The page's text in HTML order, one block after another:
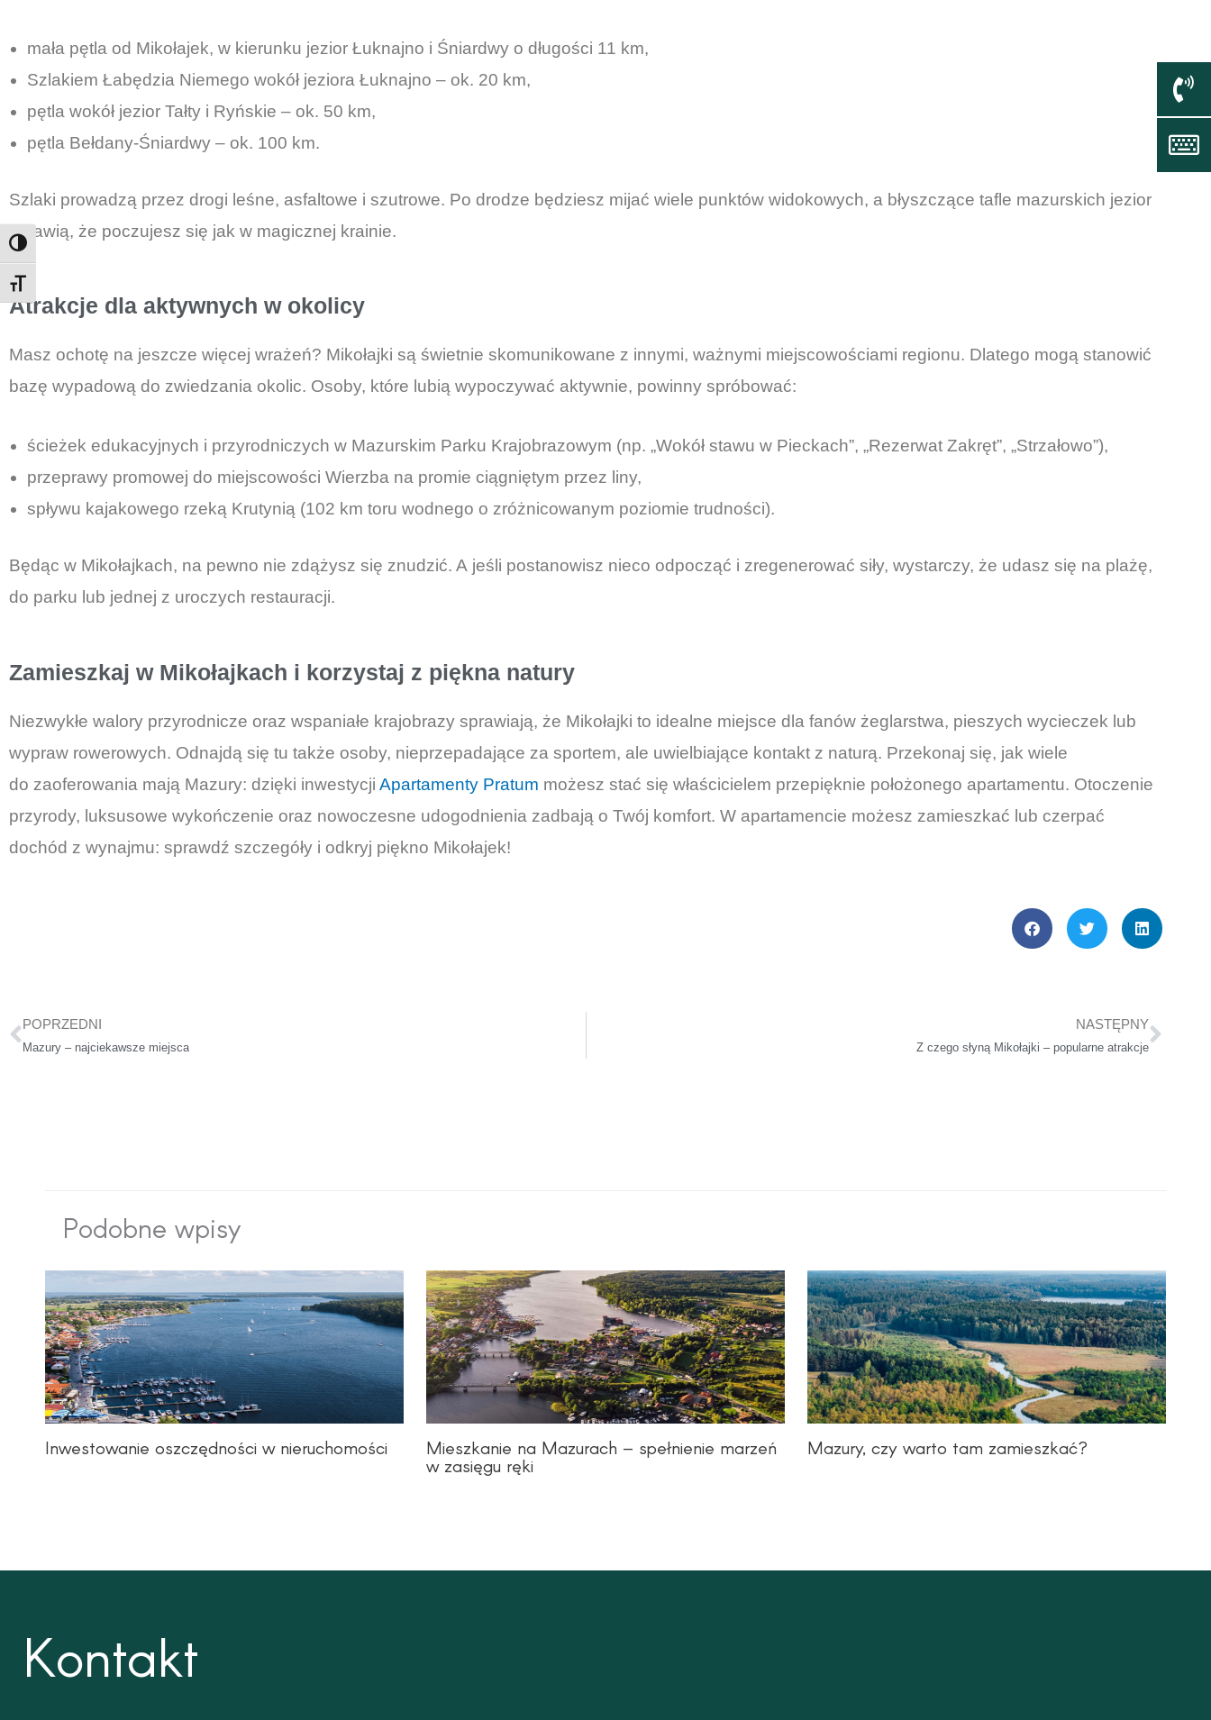
Toggle High Contrast
Toggle Font size
mała pętla od Mikołajek, w kierunku jezior Łuknajno i Śniardwy o długości 11 km,
Szlakiem Łabędzia Niemego wokół jeziora Łuknajno – ok. 20 km,
pętla wokół jezior Tałty i Ryńskie – ok. 50 km,
pętla Bełdany-Śniardwy – ok. 100 km.
Szlaki prowadzą przez drogi leśne, asfaltowe i szutrowe. Po drodze będziesz mijać wiele punktów widokowych, a błyszczące tafle mazurskich jezior
sprawią, że poczujesz się jak w magicznej krainie.
Atrakcje dla aktywnych w okolicy
Masz ochotę na jeszcze więcej wrażeń? Mikołajki są świetnie skomunikowane z innymi, ważnymi miejscowościami regionu. Dlatego mogą stanowić
bazę wypadową do zwiedzania okolic. Osoby, które lubią wypoczywać aktywnie, powinny spróbować:
ścieżek edukacyjnych i przyrodniczych w Mazurskim Parku Krajobrazowym (np. „Wokół stawu w Pieckach”, „Rezerwat Zakręt”, „Strzałowo”),
przeprawy promowej do miejscowości Wierzba na promie ciągniętym przez liny,
spływu kajakowego rzeką Krutynią (102 km toru wodnego o zróżnicowanym poziomie trudności).
Będąc w Mikołajkach, na pewno nie zdążysz się znudzić. A jeśli postanowisz nieco odpocząć i zregenerować siły, wystarczy, że udasz się na plażę,
do parku lub jednej z uroczych restauracji.
Zamieszkaj w Mikołajkach i korzystaj z piękna natury
Niezwykłe walory przyrodnicze oraz wspaniałe krajobrazy sprawiają, że Mikołajki to idealne miejsce dla fanów żeglarstwa, pieszych wycieczek lub
wypraw rowerowych. Odnajdą się tu także osoby, nieprzepadające za sportem, ale uwielbiające kontakt z naturą. Przekonaj się, jak wiele
do zaoferowania mają Mazury: dzięki inwestycji Apartamenty Pratum możesz stać się właścicielem przepięknie położonego apartamentu. Otoczenie
przyrody, luksusowe wykończenie oraz nowoczesne udogodnienia zadbają o Twój komfort. W apartamencie możesz zamieszkać lub czerpać
dochód z wynajmu: sprawdź szczegóły i odkryj piękno Mikołajek!
Prev
POPRZEDNI
Mazury – najciekawsze miejsca
NASTĘPNY
Z czego słyną Mikołajki – popularne atrakcje
Podobne wpisy
Inwestowanie oszczędności w nieruchomości Mieszkanie na Mazurach – spełnienie marzeń
w zasięgu ręki
Mazury, czy warto tam zamieszkać?
Kontakt